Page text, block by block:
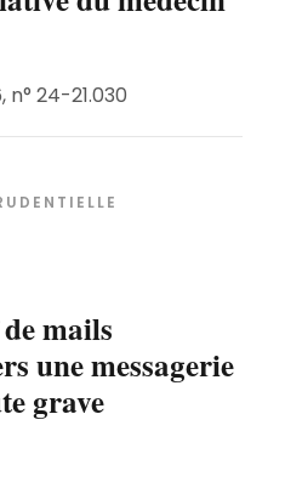
n° 24-21.030
mails
une messagerie
grave